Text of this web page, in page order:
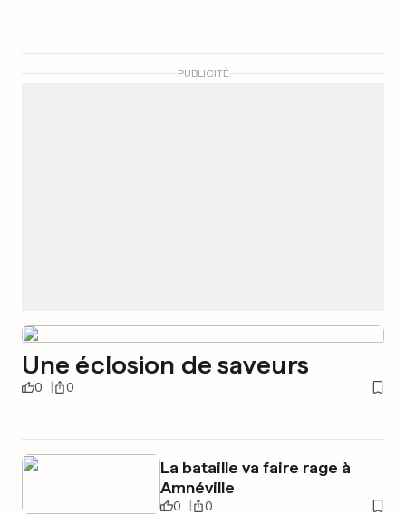
PUBLICITÉ
Une éclosion de saveurs
0 0
La bataille va faire rage à
Amnéville
0 0